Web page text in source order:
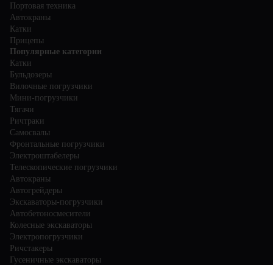
Портовая техника
Автокраны
Катки
Прицепы
Популярные категории
Катки
Бульдозеры
Вилочные погрузчики
Мини-погрузчики
Тягачи
Ричтраки
Самосвалы
Фронтальные погрузчики
Электроштабелеры
Телескопические погрузчики
Автокраны
Автогрейдеры
Экскаваторы-погрузчики
Автобетоносмесители
Колесные экскаваторы
Электропогрузчики
Ричстакеры
Гусеничные экскаваторы